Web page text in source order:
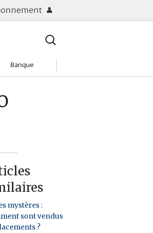
Rechercher
Banque
de banque
Comptes & Livrets
Frais bancaires
& banques
Réclamations
mystères :
sont vendus
?